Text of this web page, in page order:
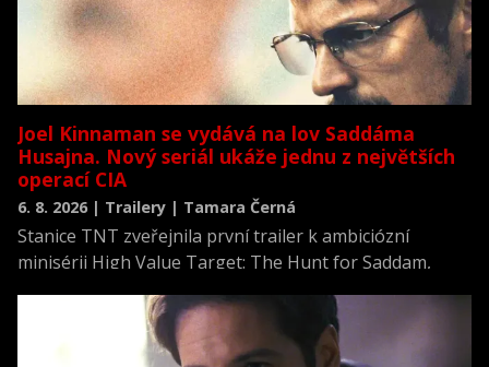
Joel Kinnaman se vydává na lov Saddáma
Husajna. Nový seriál ukáže jednu z největších
operací CIA
6. 8. 2026 | Trailery | Tamara Černá
Stanice TNT zveřejnila první trailer k ambiciózní
minisérii High Value Target: The Hunt for Saddam,
novodobých dějin.